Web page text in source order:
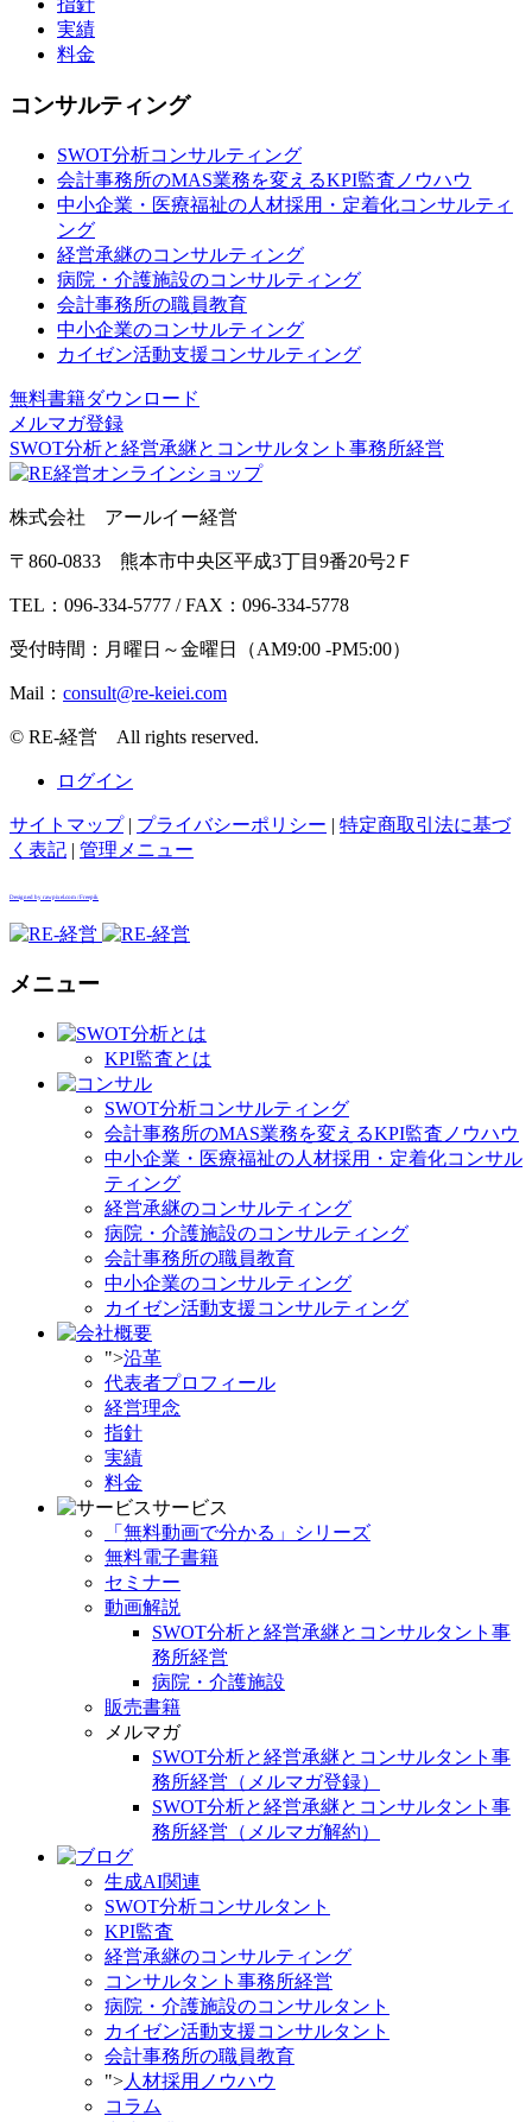
指針
実績
料金
コンサルティング
SWOT分析コンサルティング
会計事務所のMAS業務を変えるKPI監査ノウハウ
中小企業・医療福祉の人材採用・定着化コンサルティ
ング
経営承継のコンサルティング
病院・介護施設のコンサルティング
会計事務所の職員教育
中小企業のコンサルティング
カイゼン活動支援コンサルティング
無料書籍ダウンロード
メルマガ登録
SWOT分析と経営承継とコンサルタント事務所経営
株式会社 アールイー経営
〒860-0833 熊本市中央区平成3丁目9番20号2Ｆ
TEL：096-334-5777 / FAX：096-334-5778
受付時間：月曜日～金曜日（AM9:00 -PM5:00）
Mail：
© RE-経営 All rights reserved.
ログイン
サイトマップ| プライバシーポリシー | 特定商取引法に基づ
く表記 | 管理メニュー
Designed by rawpixel.com / Freepik
メニュー
KPI監査とは
SWOT分析コンサルティング
会計事務所のMAS業務を変えるKPI監査ノウハウ
中小企業・医療福祉の人材採用・定着化コンサル
ティング
経営承継のコンサルティング
病院・介護施設のコンサルティング
会計事務所の職員教育
中小企業のコンサルティング
カイゼン活動支援コンサルティング
">沿革
代表者プロフィール
経営理念
指針
実績
料金
サービス
「無料動画で分かる」シリーズ
無料電子書籍
セミナー
動画解説
SWOT分析と経営承継とコンサルタント事
務所経営
病院・介護施設
販売書籍
メルマガ
SWOT分析と経営承継とコンサルタント事
務所経営（メルマガ登録）
SWOT分析と経営承継とコンサルタント事
務所経営（メルマガ解約）
生成AI関連
SWOT分析コンサルタント
KPI監査
経営承継のコンサルティング
コンサルタント事務所経営
病院・介護施設のコンサルタント
カイゼン活動支援コンサルタント
会計事務所の職員教育
">人材採用ノウハウ
コラム